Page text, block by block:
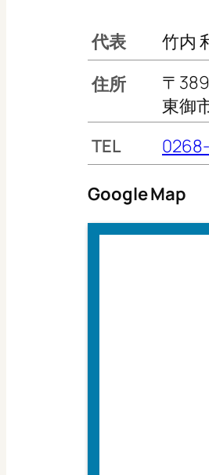
代表
竹内
住所
〒
東御
TEL
Google Map